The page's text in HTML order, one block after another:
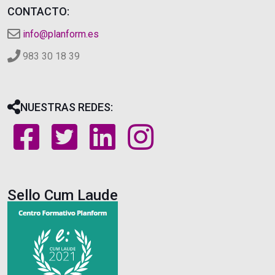
CONTACTO:
info@planform.es
983 30 18 39
NUESTRAS REDES:
Sello Cum Laude